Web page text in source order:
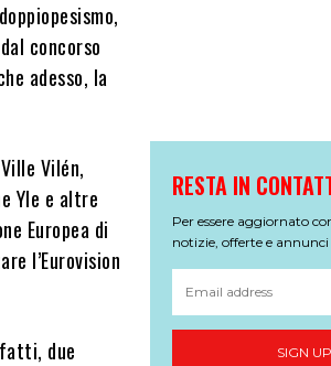
concorso
adesso, la
Vilén,
Yle e altre
Europea di
l’Eurovision
due
RESTA IN
Per essere aggiornato
notizie, offerte e annunci
SIGN UP